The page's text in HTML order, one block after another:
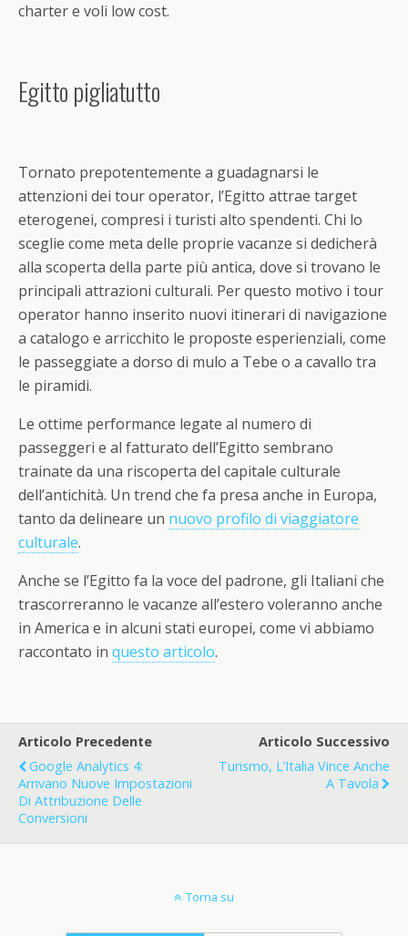
charter e voli low cost.
Egitto pigliatutto
Tornato prepotentemente a guadagnarsi le
attenzioni dei tour operator, l’Egitto attrae target
eterogenei, compresi i turisti alto spendenti. Chi lo
sceglie come meta delle proprie vacanze si dedicherà
alla scoperta della parte più antica, dove si trovano le
principali attrazioni culturali. Per questo motivo i tour
operator hanno inserito nuovi itinerari di navigazione
a catalogo e arricchito le proposte esperienziali, come
le passeggiate a dorso di mulo a Tebe o a cavallo tra
le piramidi.
Le ottime performance legate al numero di
passeggeri e al fatturato dell’Egitto sembrano
trainate da una riscoperta del capitale culturale
dell’antichità. Un trend che fa presa anche in Europa,
tanto da delineare un nuovo profilo di viaggiatore
culturale.
Anche se l’Egitto fa la voce del padrone, gli Italiani che
trascorreranno le vacanze all’estero voleranno anche
in America e in alcuni stati europei, come vi abbiamo
raccontato in questo articolo.
Articolo Precedente
Google Analytics 4:
Arrivano Nuove Impostazioni
Di Attribuzione Delle
Conversioni
Articolo Successivo
Turismo, L’Italia Vince Anche
A Tavola
Torna su